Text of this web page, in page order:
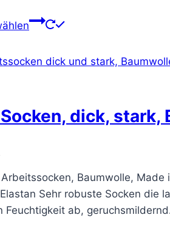
Dieses
mehrere
Die
der
Produktseite
gewählt
dick, stark,
ist:
7,35 €.
Baumwolle,
Sehr robuste Socken die
Feuchtigkeit ab,